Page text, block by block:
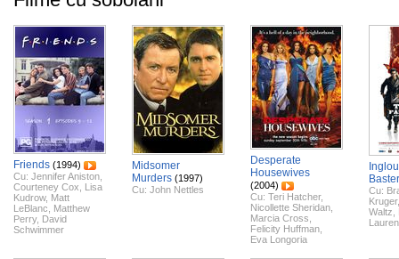
Friends (1994)
Cu: Jennifer Aniston
Courteney Cox
Lisa
Kudrow, Matt
LeBlanc
Matthew
Perry, David
Schwimmer
Midsomer
Murders (1997)
Cu: John Nettles
Desperate
Housewives
(2004)
Cu: Teri Hatcher,
Nicollette Sheridan
Marcia Cross
Felicity Huffman
Eva Longoria
Cu:
Kruger
Waltz